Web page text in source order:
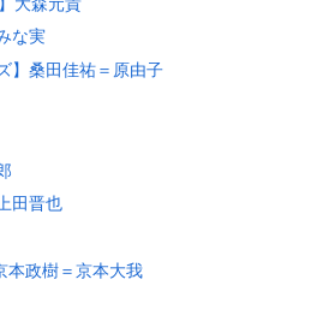
な実
】桑田佳祐＝原由子
田晋也
本政樹＝京本大我